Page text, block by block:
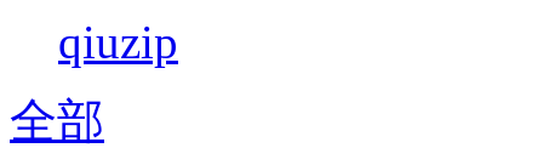
qiuzip
全部